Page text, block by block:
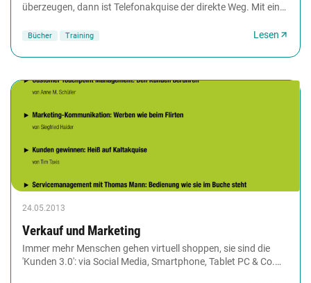
überzeugen, dann ist Telefonakquise der direkte Weg. Mit ein
Bücher Training Lesen
24.05.2013
Verkauf und Marketing
Immer mehr Menschen gehen virtuell shoppen, sie sind die
'Kunden 3.0': via Social Media, Smartphone, Tablet PC & Co.